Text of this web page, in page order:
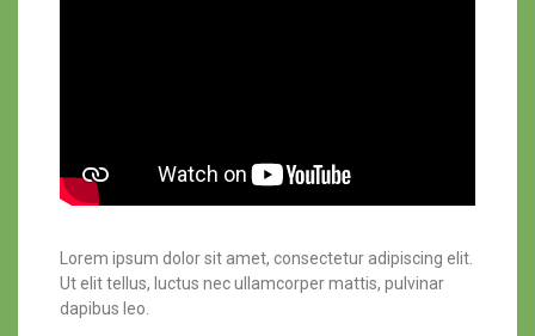
Lorem ipsum dolor sit amet, consectetur adipiscing elit.
Ut elit tellus, luctus nec ullamcorper mattis, pulvinar
dapibus leo.